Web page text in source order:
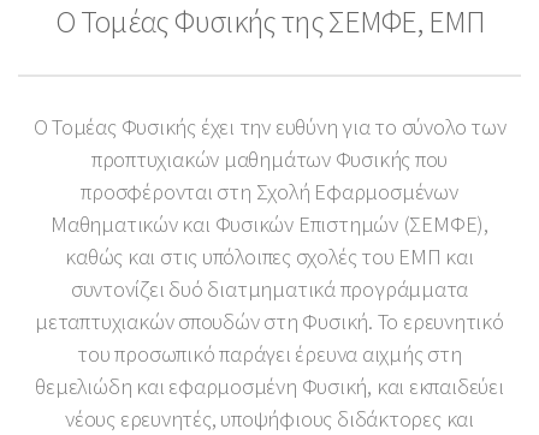
Ο Τομέας Φυσικής της ΣΕΜΦΕ, ΕΜΠ
Ο Τομέας Φυσικής έχει την ευθύνη για το σύνολο των
προπτυχιακών μαθημάτων Φυσικής που
προσφέρονται στη Σχολή Εφαρμοσμένων
Μαθηματικών και Φυσικών Επιστημών (ΣΕΜΦΕ),
καθώς και στις υπόλοιπες σχολές του ΕΜΠ και
συντονίζει δυό διατμηματικά προγράμματα
μεταπτυχιακών σπουδών στη Φυσική. Το ερευνητικό
του προσωπικό παράγει έρευνα αιχμής στη
θεμελιώδη και εφαρμοσμένη Φυσική, και εκπαιδεύει
νέους ερευνητές, υποψήφιους διδάκτορες και